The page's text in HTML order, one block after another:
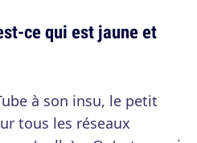
ce qui est jaune et
à son insu, le petit
tous les réseaux